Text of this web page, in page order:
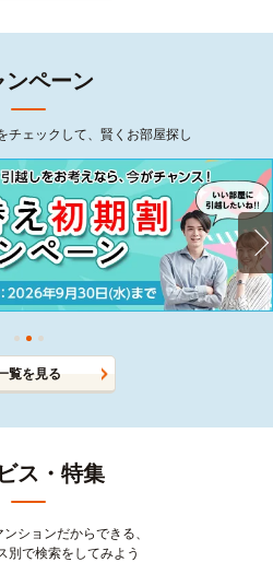
ンペーン
チェックして、賢くお部屋探し
覧を見る
ス・特集
ションだからできる、
別で検索をしてみよう